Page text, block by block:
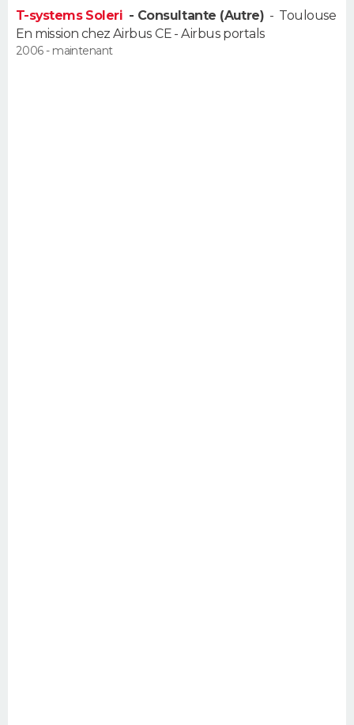
T-systems Soleri - Consultante (Autre) - Toulouse
En mission chez Airbus CE - Airbus portals
2006 - maintenant